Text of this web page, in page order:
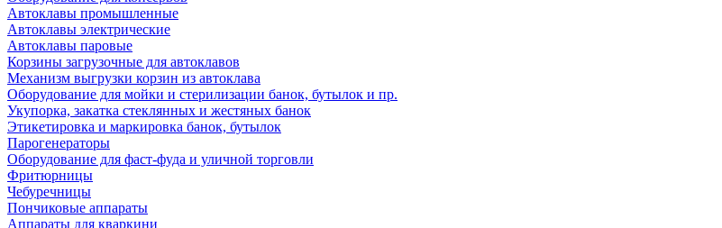
Автоклавы промышленные
Автоклавы электрические
Автоклавы паровые
Корзины загрузочные для автоклавов
Механизм выгрузки корзин из автоклава
Оборудование для мойки и стерилизации банок, бутылок и пр.
Укупорка, закатка стеклянных и жестяных банок
Этикетировка и маркировка банок, бутылок
Парогенераторы
Оборудование для фаст-фуда и уличной торговли
Фритюрницы
Чебуречницы
Пончиковые аппараты
Аппараты для кваркини